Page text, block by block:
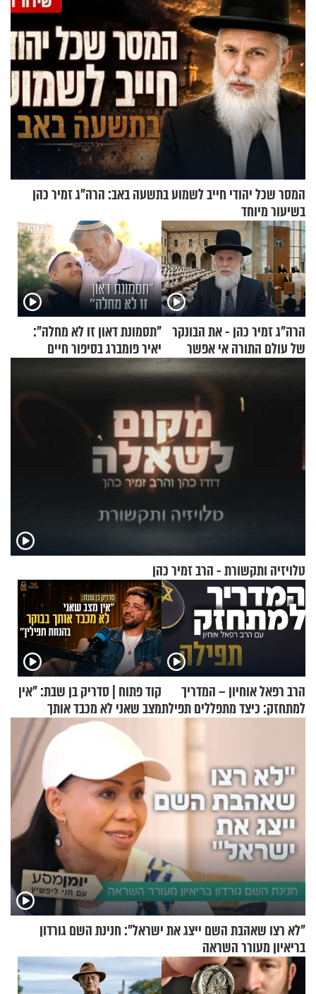
המסר שכל יהודי חייב לשמוע בתשעה באב: הרה"ג זמיר כהן
בשיעור מיוחד
הרה"ג זמיר כהן - את הבונקר
של עולם התורה אי אפשר
"תסמונת דאון זו לא מחלה":
יאיר פומברג בסיפור חיים
מעורר השראה
טלויזיה ותקשורת - הרב זמיר כהן
הרב רפאל אוחיון – המדריך
למתחזק: כיצד מתפללים תפילת
קוד פתוח | סדריק בן שבת: "אין
מצב שאני לא מכבד אותך
בבוקר בהנחת תפילין"
"לא רצו שאהבת השם ייצג את ישראל": חנינת השם גורדון
בריאיון מעורר השראה